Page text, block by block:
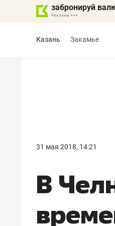
забронируй
Казань Закамье
31 мая 2018, 14:21
В